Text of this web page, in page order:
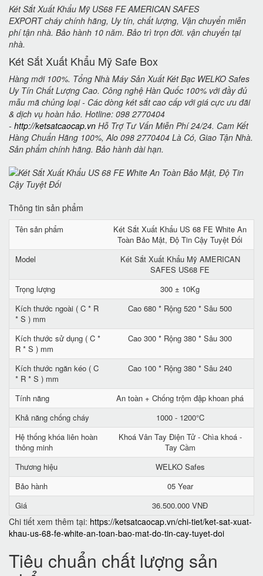
Két Sắt Xuất Khẩu Mỹ US68 FE AMERICAN SAFES
EXPORT cháy chính hãng, Uy tín, chất lượng, Vận chuyển miễn
phí tận nhà. Bảo hành 10 năm. Bảo trì trọn đời. vận chuyển tại
nhà.
Két Sắt Xuất Khẩu Mỹ Safe Box
Hàng mới 100%. Tổng Nhà Máy Sản Xuất Két Bạc WELKO Safes
Uy Tín Chất Lượng Cao. Công nghệ Hàn Quốc 100% với đầy đủ
mẫu mã chủng loại - Các dòng két sắt cao cấp với giá cực ưu đãi
& dịch vụ hoàn hảo. Hotline: 098 2770404
- http://ketsatcaocap.vn Hỗ Trợ Tư Vấn Miễn Phí 24/24. Cam Kết
Hàng Chuẩn Hãng 100%, Alo 098 2770404 Là Có, Giao Tận Nhà.
Sản phẩm chính hãng. Bảo hành dài hạn.
Thông tin sản phẩm
Tên sản phẩm
Két Sắt Xuất Khẩu US 68 FE White An
Toàn Bảo Mật, Độ Tin Cậy Tuyệt Đối
Model
Két Sắt Xuất Khẩu Mỹ AMERICAN
SAFES US68 FE
Trọng lượng
300 ± 10Kg
Kích thước ngoài ( C * R
* S ) mm
Cao 680 * Rộng 520 * Sâu 500
Kích thước sử dụng ( C *
R * S ) mm
Cao 300 * Rộng 380 * Sâu 300
Kích thước ngăn kéo ( C
* R * S ) mm
Cao 100 * Rộng 380 * Sâu 240
Tính năng
An toàn + Chống trộm đập khoan phá
Khả năng chống cháy
1000 - 1200°C
Hệ thống khóa liên hoàn
thông minh
Khoá Vân Tay Điện Tử - Chìa khoá -
Tay Cầm
Thương hiệu
WELKO Safes
Bảo hành
05 Year
Giá
36.500.000 VNĐ
Chi tiết xem thêm tại: https://ketsatcaocap.vn/chi-tiet/ket-sat-xuat-
khau-us-68-fe-white-an-toan-bao-mat-do-tin-cay-tuyet-doi
Tiêu chuẩn chất lượng sản